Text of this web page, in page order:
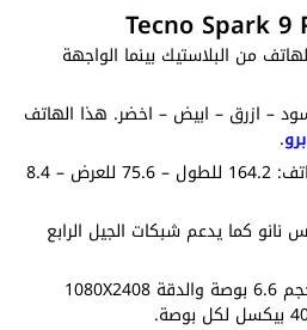
من البلاستيك بينما الواجهة
سبارك 9 برو: اسود – ازرق – ابيض – اخضر. هذا الهاتف
.
الوزن 192 جرام وابعاد الهاتف: 164.2 للطول – 75.6 للعرض – 8.4
كما يدعم شبكات الجيل الرابع
الشاشة نوعها IPS LCD بحجم 6.6 بوصة والدقة 1080X2408